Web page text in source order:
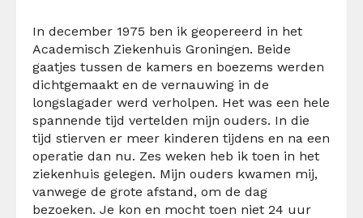
In december 1975 ben ik geopereerd in het
Academisch Ziekenhuis Groningen. Beide
gaatjes tussen de kamers en boezems werden
dichtgemaakt en de vernauwing in de
longslagader werd verholpen. Het was een hele
spannende tijd vertelden mijn ouders. In die
tijd stierven er meer kinderen tijdens en na een
operatie dan nu. Zes weken heb ik toen in het
ziekenhuis gelegen. Mijn ouders kwamen mij,
vanwege de grote afstand, om de dag
bezoeken. Je kon en mocht toen niet 24 uur